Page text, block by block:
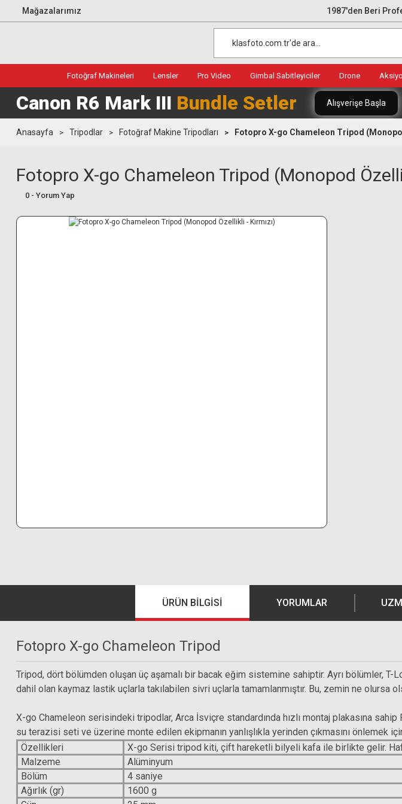
Mağazalarımız 1987'den Beri
Fotoğraf Makineleri Lensler Pro Video Gimbal Sabitleyiciler Drone
Canon R6 Mark III Bundle Setler Alışverişe Başla
Anasayfa Tripodlar Fotoğraf Makine Tripodları Fotopro X-go Chameleon Tripod
Fotopro X-go Chameleon Tripod (Monopod
0 - Yorum Yap
ÜRÜN BILGISI YORUMLAR
Fotopro X-go Chameleon Tripod
Tripod, dört bölümden oluşan üç aşamalı bir bacak eğim sistemine sahiptir. Ayrı bölümler,
dahil olan kaymaz lastik uçlarla takılabilen sivri uçlarla tamamlanmıştır. Bu, zemin ne olursa
X-go Chameleon serisindeki tripodlar, Arca İsviçre standardında hızlı montaj plakasına
su terazisi seti ve üzerine monte edilen ekipmanın yanlışlıkla yerinden çıkmasını önlemek
Özellikleri
X-go Serisi tripod kiti, çift hareketli bilyeli kafa ile birlikte gelir.
Malzeme
Alüminyum
Bölüm
4 saniye
Ağırlık (gr)
1600 g